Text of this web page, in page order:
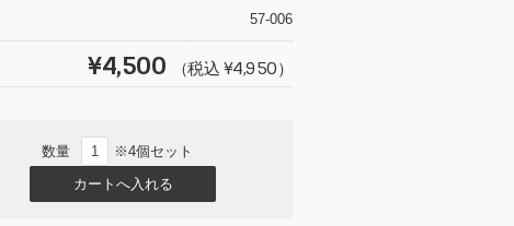
er
57-006
¥4,500 （税込 ¥4,950）
数量 ※4個セット